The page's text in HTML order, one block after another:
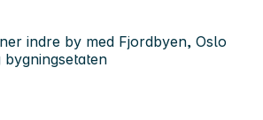
indre by med Fjordbyen, Oslo